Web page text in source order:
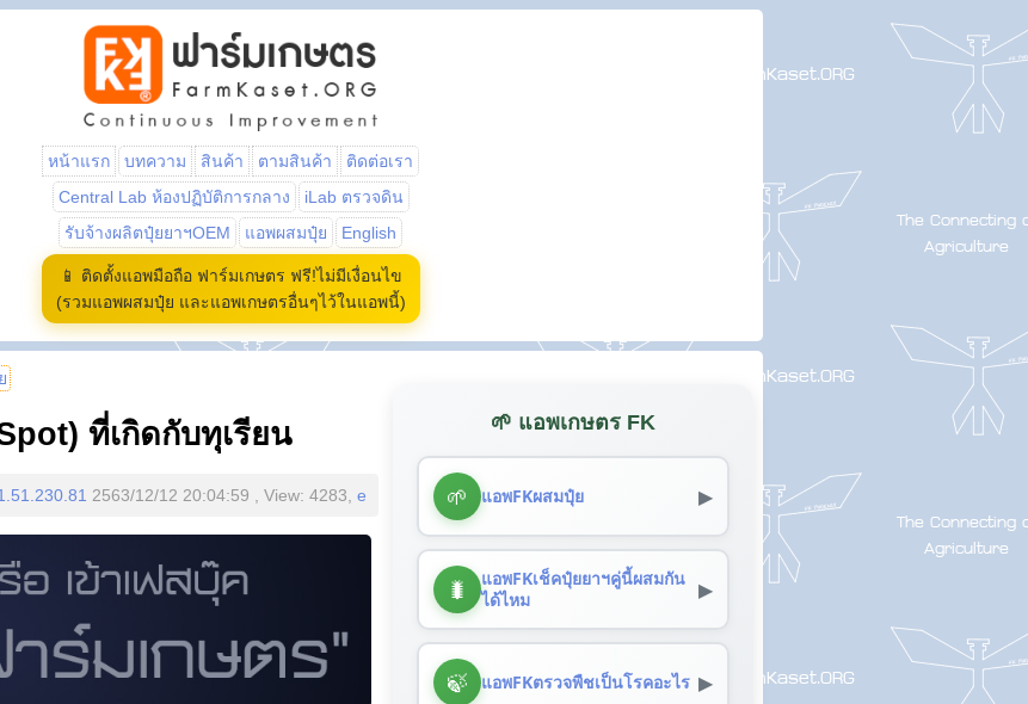
หน้าแรก บทความ สินค้า ตามสินค้า
ติดต่อเรา
Central Lab ห้องปฏิบัติการกลาง
iLab ตรวจดิน
รับจ้างผลิตปุ๋ยยาฯOEM
แอพผสมปุ๋ย English
📱 ติดตั้งแอพมือถือ ฟาร์มเกษตร ฟรี!ไม่มีเงื่อนไข
(รวมแอพผสมปุ๋ย และแอพเกษตรอื่นๆไว้ในแอพนี้)
ที่เกิดกับทุเรียน
2563/12/12 20:04:59 , View: 4283, e
🌱 แอพเกษตร FK
🌱 แอพFKผสมปุ๋ย ▶
🐛
แอพFKเช็คปุ๋ยยาฯคู่นี้ผสมกัน
ได้ไหม
▶
🍃 แอพFKตรวจพืชเป็นโรคอะไร ▶